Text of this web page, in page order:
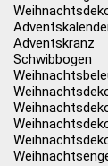
Adventskranz
Schwibbogen